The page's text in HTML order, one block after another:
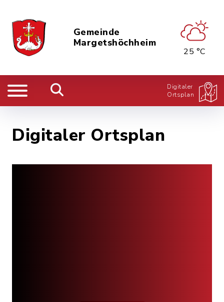
Gemeinde
Margetshöchheim
25 °C
Digitaler
Ortsplan
Digitaler Ortsplan